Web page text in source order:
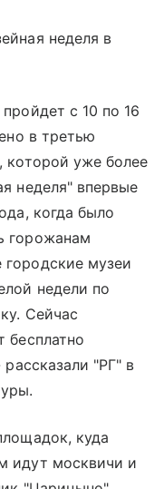
неделя в
с 10 по 16
в третью
которой уже более
неделя" впервые
когда было
горожанам
музеи
недели по
Сейчас
бесплатно
"РГ" в
куда
идут москвичи и